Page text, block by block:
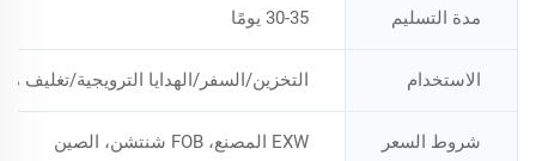
مدة التسليم 30-35 يومًا
الاستخدام التخزين/السفر/الهدايا الترويجية/
شروط السعر EXW المصنع، FOB شنتشن، الصين